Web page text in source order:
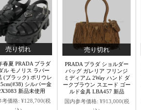
春夏 PRADA プラダ
ル モノリス ラバー
(ブラック) ポリウレ
シルバー金
新品未使用
考価格: ¥128,700(税
PRADA プラダ ショルダー
バッグ ガレリア フリンジ
ミディアム 2Way ハンド ダ
ークブラウン スエード ゴー
ルド金具 LBA457 新品
国内参考価格: ¥913,000(税